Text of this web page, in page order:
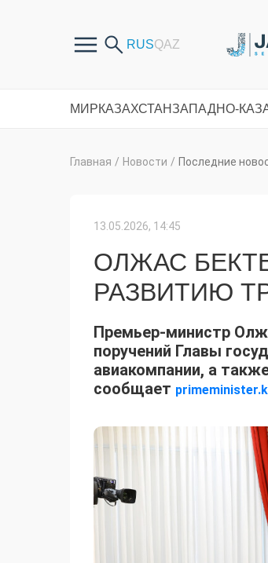
МИРКАЗАХСТАНЗАПАДНО-
Главная / Новости / Последние
13.05.2026, 14:45
ОЛЖАС
РАЗВИТИЮ
Премьер-министр
поручений Главы
авиакомпании, а
сообщает